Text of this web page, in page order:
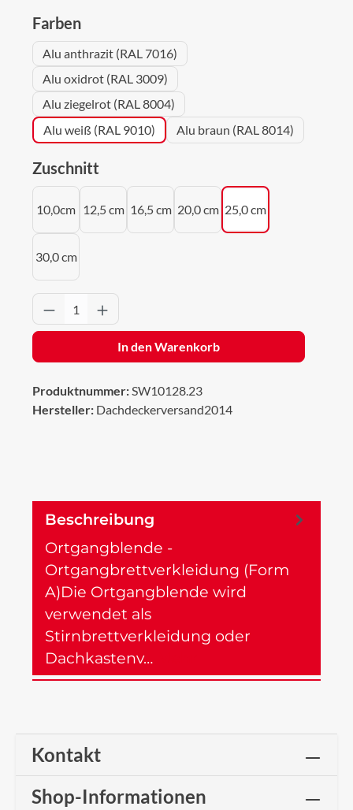
Farbenauswählen
Alu anthrazit (RAL 7016)
Alu oxidrot (RAL 3009)
Alu ziegelrot (RAL 8004)
Alu weiß (RAL 9010)
Alu braun (RAL 8014)
Zuschnitt
10,0cm 12,5 cm 16,5 cm 20,0 cm 25,0 cm
30,0 cm
Produkt Anzahl: Gib den gewünschten
In den Warenkorb
Produktnummer:SW10128.23
Hersteller: Dachdeckerversand2014
Beschreibung
Ortgangblende -
Ortgangbrettverkleidung (Form
A)Die Ortgangblende wird
verwendet als
Stirnbrettverkleidung oder
Dachkastenv…
Kontakt
Shop-Informationen